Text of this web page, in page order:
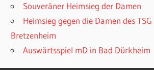
Souveräner Heimsieg der Damen
Heimsieg gegen die Damen des
Bretzenheim
Auswärtsspiel mD in Bad Dürkheim